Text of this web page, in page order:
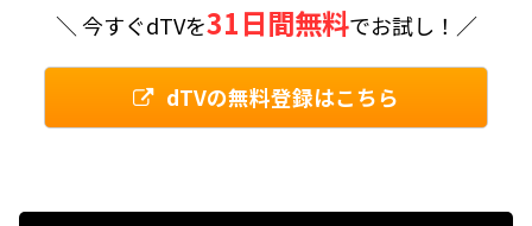
＼ 今すぐdTVを31日間無料でお試し！／
dTVの無料登録はこちら